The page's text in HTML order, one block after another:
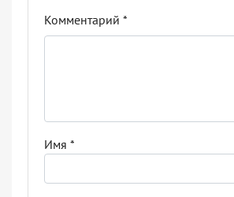
Комментарий *
Имя *